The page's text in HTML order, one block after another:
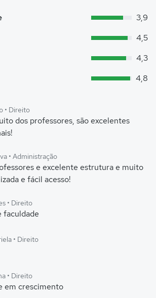
3,9
4,5
4,3
4,8
• Direito
dos professores, são excelentes
• Administração
e excelente estrutura e muito
e fácil acesso!
• Direito
faculdade
• Direito
• Direito
em crescimento